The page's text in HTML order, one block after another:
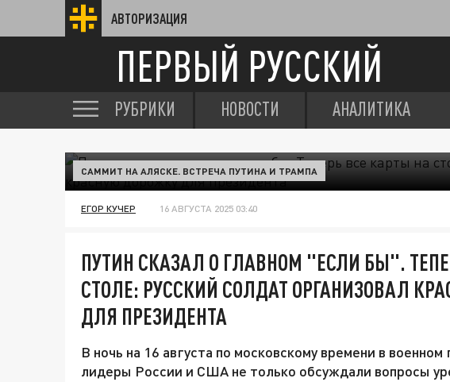
АВТОРИЗАЦИЯ
ПЕРВЫЙ РУССКИЙ
РУБРИКИ НОВОСТИ АНАЛИТИКА
САММИТ НА АЛЯСКЕ. ВСТРЕЧА ПУТИНА И ТРАМПА
ЕГОР КУЧЕР 16 АВГУСТА 2025 03:40
ПУТИН СКАЗАЛ О ГЛАВНОМ "ЕСЛИ БЫ".
СТОЛЕ: РУССКИЙ СОЛДАТ ОРГАНИЗОВАЛ
ДЛЯ ПРЕЗИДЕНТА
В ночь на 16 августа по московскому времени в
лидеры России и США не только обсуждали вопросы